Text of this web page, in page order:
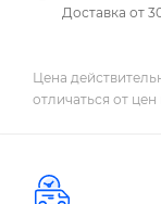
Доставка от
Цена
отличаться от